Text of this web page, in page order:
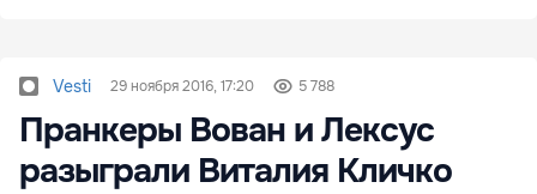
Vesti 29 ноября 2016, 17:20 5 788
Пранкеры Вован и Лексус
разыграли Виталия Кличко